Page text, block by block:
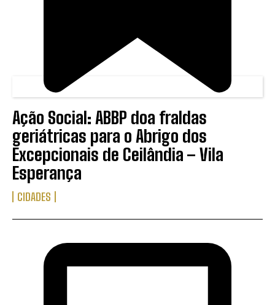
Ação Social: ABBP doa fraldas
geriátricas para o Abrigo dos
Excepcionais de Ceilândia – Vila
Esperança
CIDADES